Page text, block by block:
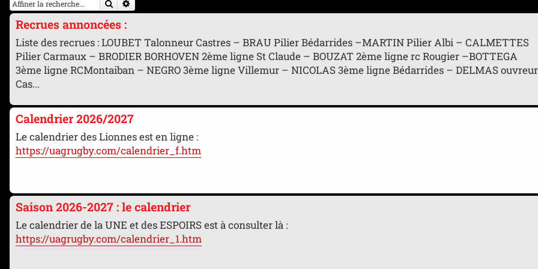
Rechercher
Recrues annoncées :
Liste des recrues : LOUBET Talonneur Castres – BRAU Pilier Bédarrides –MARTIN Pilier Albi – CALMETTES
Pilier Carmaux – BRODIER BORHOVEN 2ème ligne St Claude – BOUZAT 2ème ligne rc Rougier –BOTTEGA
3ème ligne RCMontaiban – NEGRO 3ème ligne Villemur – NICOLAS 3ème ligne Bédarrides – DELMAS ouvreur
Cas...
Calendrier 2026/2027
Le calendrier des Lionnes est en ligne :
https://uagrugby.com/calendrier_f.htm
Saison 2026-2027 : le calendrier
Le calendrier de la UNE et des ESPOIRS est à consulter là :
https://uagrugby.com/calendrier_1.htm